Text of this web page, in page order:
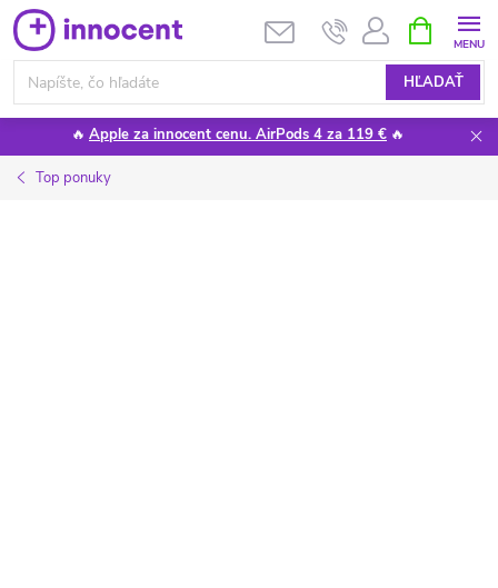
Prejsť
na
obsah
HĽADAŤ
KOŠÍK
🔥 Apple za innocent cenu. AirPods 4 za 119 € 🔥
Top ponuky